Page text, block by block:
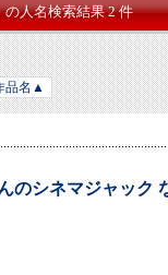
の人名検索結果 2 件
品名▲
のシネマジャック